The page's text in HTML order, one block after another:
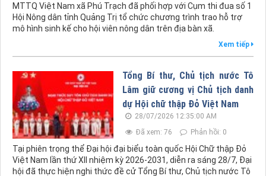
MTTQ Việt Nam xã Phú Trạch đã phối hợp với Cụm thi đua số 1
Hội Nông dân tỉnh Quảng Trị tổ chức chương trình trao hỗ trợ
mô hình sinh kế cho hội viên nông dân trên địa bàn xã.
Xem tiếp
Tổng Bí thư, Chủ tịch nước Tô
Lâm giữ cương vị Chủ tịch danh
dự Hội chữ thập Đỏ Việt Nam
28/07/2026 12:35:00 AM
Đã xem: 76
Phản hồi: 0
Tại phiên trọng thể Đại hội đại biểu toàn quốc Hội Chữ thập Đỏ
Việt Nam lần thứ XII nhiệm kỳ 2026-2031, diễn ra sáng 28/7, Đại
hội đã thực hiện nghi thức đề cử Tổng Bí thư, Chủ tịch nước Tô